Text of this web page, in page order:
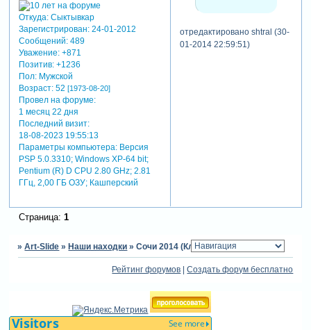
Откуда:Сыктывкар
Зарегистрирован: 24-01-2012
Сообщений:489
Уважение: +871
Позитив: +1236
Пол:Мужской
Возраст:52 [1973-08-20]
Провел на форуме:
1 месяц 22 дня
Последний визит:
18-08-2023 19:55:13
Параметры компьютера:Версия
PSP 5.0.3310; Windows XP-64 bit;
Pentium (R) D CPU 2.80 GHz; 2.81
ГГц, 2,00 ГБ ОЗУ; Кашперский
отредактировано shtral (30-
01-2014 22:59:51)
Страница: 1
»Art-Slide » Наши находки »Сочи 2014 (Клипарт, фоны, логотип)
Рейтинг форумов |Создать форум бесплатно